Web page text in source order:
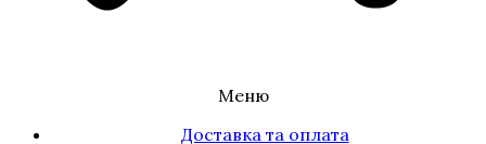
Меню
Доставка та оплата